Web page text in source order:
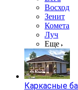
Восход
Зенит
Комета
Луч
Еще
Каркасные